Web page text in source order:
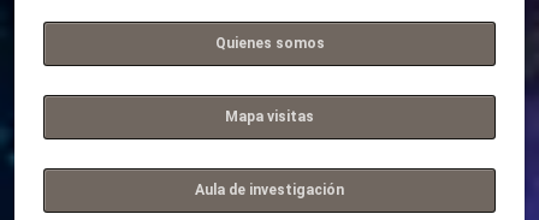
Quienes somos
Mapa visitas
Aula de investigación